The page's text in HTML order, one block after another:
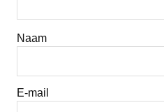
Naam
E-mail